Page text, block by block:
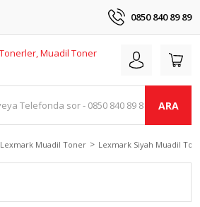
0850 840 89 89
ARA
Lexmark Muadil Toner Lexmark Siyah Muadil